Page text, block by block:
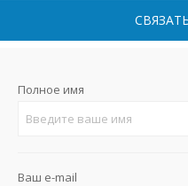
Полное имя
Ваш e-mail